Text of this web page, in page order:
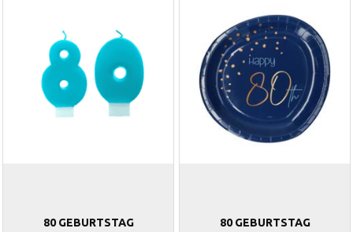
80 GEBURTSTAG
80 GEBURTSTAG